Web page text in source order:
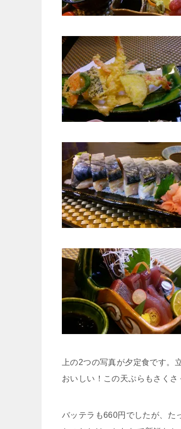
上の2つの写真が夕定食です
おいしい！この天ぷらもさくさ
バッテラも660円でしたが、た